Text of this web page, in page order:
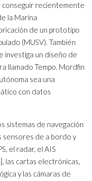
recientemente
la Marina
de un prototipo
(MUSV). También
investiga un diseño de
llamado Tempo. Mordfin
sea una
con datos
sistemas de navegación
sensores de a bordo y
el radar, el AIS
las cartas electrónicas,
y las cámaras de